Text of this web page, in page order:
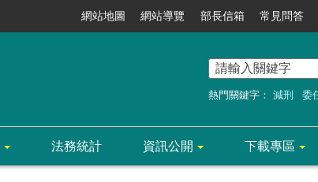
網站地圖 網站導覽 部長信箱 常見問答
熱門關鍵字： 減刑 委
法務統計 資訊公開 下載專區